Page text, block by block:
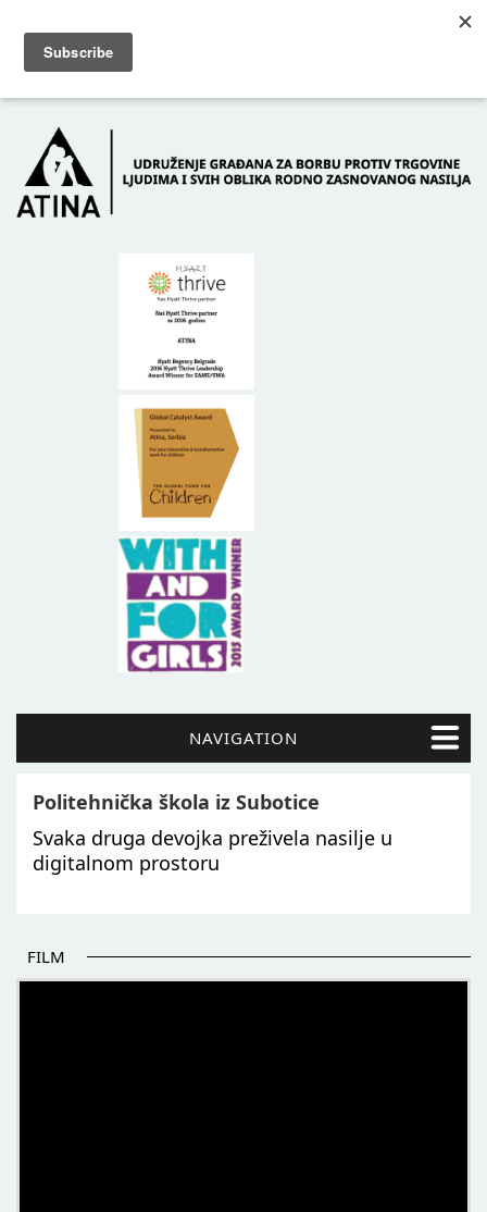
POČETNA O NAMA
NAVIGATION
Politehnička škola iz Subotice
Svaka druga devojka preživela nasilje u
digitalnom prostoru
FILM